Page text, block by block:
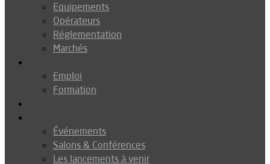
Equipements
Opérateurs
Réglementation
Marchés
Emploi
Formation
Événements
Salons & Conférences
Les lancements à venir